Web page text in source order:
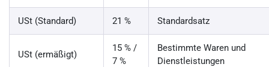
USt (Standard) 21 % Standardsatz
USt (ermäßigt)
15 % /
7 %
Bestimmte Waren und
Dienstleistungen